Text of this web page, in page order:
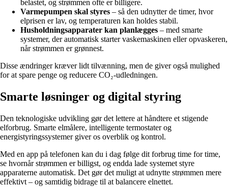
belastet, og strømmen ofte er billigere.
Varmepumpen skal styres – så den udnytter de timer, hvor
elprisen er lav, og temperaturen kan holdes stabil.
Husholdningsapparater kan planlægges – med smarte
systemer, der automatisk starter vaskemaskinen eller opvaskeren,
når strømmen er grønnest.
Disse ændringer kræver lidt tilvænning, men de giver også mulighed
for at spare penge og reducere CO₂-udledningen.
Smarte løsninger og digital styring
Den teknologiske udvikling gør det lettere at håndtere et stigende
elforbrug. Smarte elmålere, intelligente termostater og
energistyringssystemer giver os overblik og kontrol.
Med en app på telefonen kan du i dag følge dit forbrug time for time,
se hvornår strømmen er billigst, og endda lade systemet styre
apparaterne automatisk. Det gør det muligt at udnytte strømmen mere
effektivt – og samtidig bidrage til at balancere elnettet.